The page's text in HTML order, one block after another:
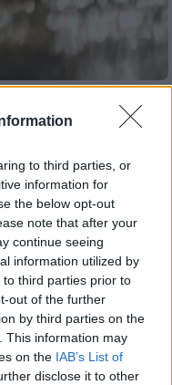
to third parties, or
information for
the below opt-out
note that after your
continue seeing
information utilized by
third parties prior to
out of the further
by third parties on the
This information may
on the IAB’s List of
disclose it to other
η Πολιτική
Εκτίμησης
και μια